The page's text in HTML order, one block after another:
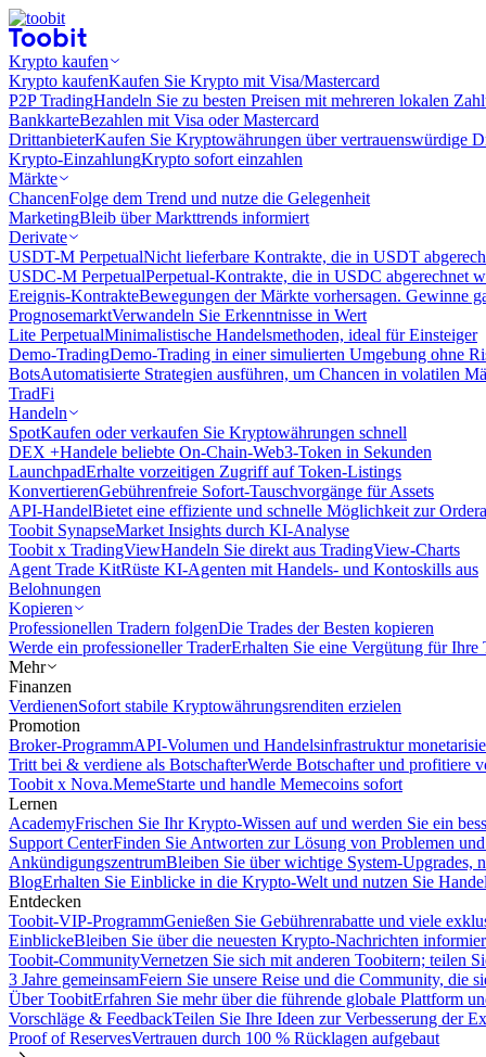
Krypto kaufen
Krypto kaufenKaufen Sie Krypto mit Visa/Mastercard
P2P TradingHandeln Sie zu besten Preisen mit mehreren lokalen
BankkarteBezahlen mit Visa oder Mastercard
DrittanbieterKaufen Sie Kryptowährungen über vertrauenswürdige
Krypto-EinzahlungKrypto sofort einzahlen
Märkte
ChancenFolge dem Trend und nutze die Gelegenheit
MarketingBleib über Markttrends informiert
Derivate
USDT-M PerpetualNicht lieferbare Kontrakte, die in USDT
USDC-M PerpetualPerpetual-Kontrakte, die in USDC abgerechnet
Ereignis-KontrakteBewegungen der Märkte vorhersagen. Gewinne
PrognosemarktVerwandeln Sie Erkenntnisse in Wert
Lite PerpetualMinimalistische Handelsmethoden, ideal für Einsteiger
Demo-TradingDemo-Trading in einer simulierten Umgebung ohne
BotsAutomatisierte Strategien ausführen, um Chancen in volatilen
TradFi
Handeln
SpotKaufen oder verkaufen Sie Kryptowährungen schnell
DEX +Handele beliebte On-Chain-Web3-Token in Sekunden
LaunchpadErhalte vorzeitigen Zugriff auf Token-Listings
KonvertierenGebührenfreie Sofort-Tauschvorgänge für Assets
API-HandelBietet eine effiziente und schnelle Möglichkeit zur
Toobit SynapseMarket Insights durch KI-Analyse
Toobit x TradingViewHandeln Sie direkt aus TradingView-Charts
Agent Trade KitRüste KI-Agenten mit Handels- und Kontoskills aus
Belohnungen
Kopieren
Professionellen Tradern folgenDie Trades der Besten kopieren
Werde ein professioneller TraderErhalten Sie eine Vergütung für Ihre
Mehr
Finanzen
VerdienenSofort stabile Kryptowährungsrenditen erzielen
Promotion
Broker-ProgrammAPI-Volumen und Handelsinfrastruktur
Tritt bei & verdiene als BotschafterWerde Botschafter und profitiere
Toobit x Nova.MemeStarte und handle Memecoins sofort
Lernen
AcademyFrischen Sie Ihr Krypto-Wissen auf und werden Sie ein
Support CenterFinden Sie Antworten zur Lösung von Problemen
AnkündigungszentrumBleiben Sie über wichtige System-Upgrades,
BlogErhalten Sie Einblicke in die Krypto-Welt und nutzen Sie
Entdecken
Toobit-VIP-ProgrammGenießen Sie Gebührenrabatte und viele
EinblickeBleiben Sie über die neuesten Krypto-Nachrichten
Toobit-CommunityVernetzen Sie sich mit anderen Toobitern; teilen
3 Jahre gemeinsamFeiern Sie unsere Reise und die Community, die
Über ToobitErfahren Sie mehr über die führende globale Plattform
Vorschläge & FeedbackTeilen Sie Ihre Ideen zur Verbesserung der
Proof of ReservesVertrauen durch 100 % Rücklagen aufgebaut